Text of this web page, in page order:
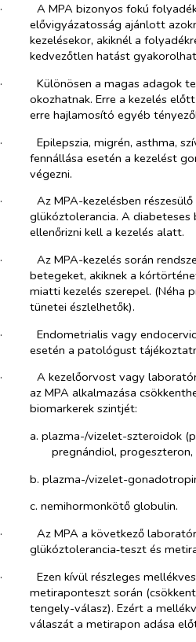
·​
A MPA bizonyos fokú
elővigyázatosság ajánlott
kezelésekor, akiknél a
kedvezőtlen hatást
·​
Különösen a magas adagok
okozhatnak. Erre a kezelés
erre hajlamosító egyéb
·​
Epilepszia, migrén, asthma,
fennállása esetén a kezelést
végezni.
·​
Az MPA-kezelésben
glükóztolerancia. A diabeteses
ellenőrizni kell a kezelés alatt.
·​
Az MPA-kezelés során
betegeket, akiknek a
miatti kezelés szerepel. (Néha
tünetei észlelhetők).
·​
Endometrialis vagy
esetén a patológust
·​
A kezelőorvost vagy
az MPA alkalmazása
biomarkerek szintjét:
a.​ plazma-/vizelet-szteroidok
pregnándiol,
b.​ plazma-/vizelet-
c.​ nemihormonkötő globulin.
·​
Az MPA a következő
glükóztolerancia‑teszt és
·​
Ezen kívül részleges
metiraponteszt során
tengely-válasz). Ezért a
válaszát a metirapon adása